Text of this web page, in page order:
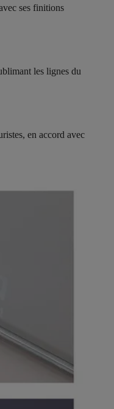
ses finitions
les lignes du
en accord avec